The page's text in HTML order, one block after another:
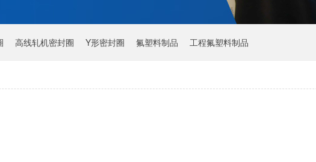
高线轧机密封圈 Y形密封圈 氟塑料制品 工程氟塑料制品